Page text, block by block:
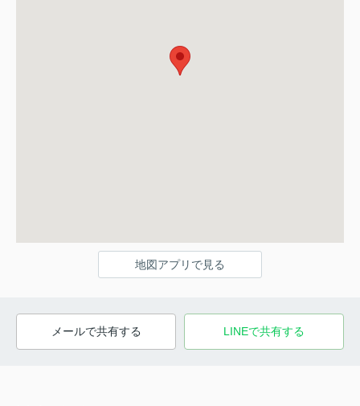
地図アプリで見る
メールで共有する LINEで共有する